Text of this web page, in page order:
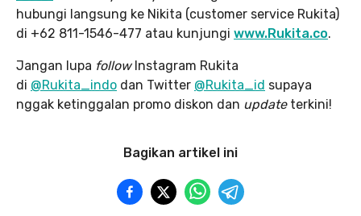
hubungi langsung ke Nikita (customer service Rukita)
di +62 811-1546-477 atau kunjungi www.Rukita.co.
Jangan lupa followInstagram Rukita
di @Rukita_indo dan Twitter @Rukita_id supaya
nggak ketinggalan promo diskon dan update terkini!
Bagikan artikel ini